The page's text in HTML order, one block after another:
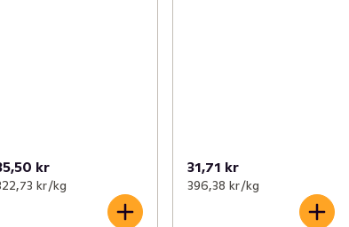
kr
kr /kg
31,71 kr
396,38 kr /kg